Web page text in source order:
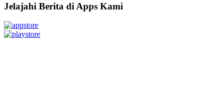
Jelajahi Berita di Apps Kami